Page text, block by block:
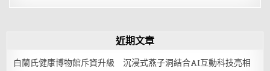
近期文章
白蘭氏健康博物館斥資升級 沉浸式燕子洞結合AI互動科技亮相